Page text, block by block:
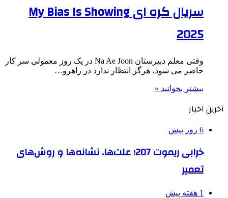
سریال کره ای My Bias Is Showing
2025
وقتی معلم دبیرستان Na Ae Joon در یک روز معمولی سر کار
حاضر می شود، هرگز انتظار ندارد در راهرو…
بیشتر بخوانید »
آخرین اخبار
6 روز پیش
خرابی ریموت 207؛ علت‌ها، نشانه‌ها و روش‌های
تعمیر
1 هفته پیش